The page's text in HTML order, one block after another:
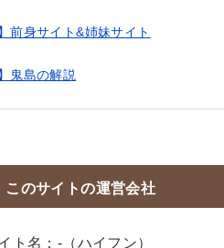
】前身サイト&姉妹サイト
鬼島の解説
このサイトの運営会社
ト名：-（ハイフン）